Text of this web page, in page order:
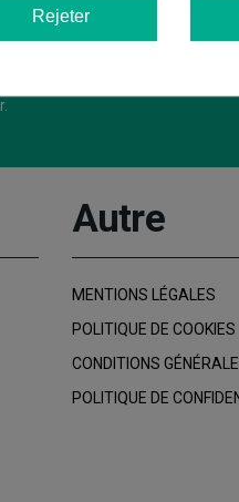
bien plus encore.
Autre
MENTIONS LÉGALES
POLITIQUE DE COOKIES
CONDITIONS
POLITIQUE DE
Rejeter